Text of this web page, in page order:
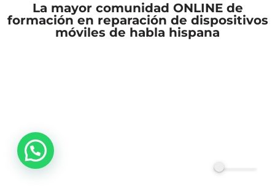
La mayor comunidad ONLINE de
formación en reparación de dispositivos
móviles de habla hispana